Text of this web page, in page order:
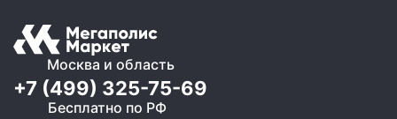
Москва и область
+7 (499) 325-75-69
Бесплатно по РФ